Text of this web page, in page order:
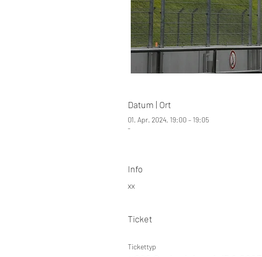
Datum | Ort
01. Apr. 2024, 19:00 – 19:05
-
Info
xx
Ticket
Tickettyp